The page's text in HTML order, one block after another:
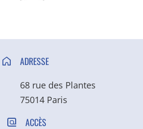
ADRESSE
68 rue des Plantes
75014 Paris
ACCÈS